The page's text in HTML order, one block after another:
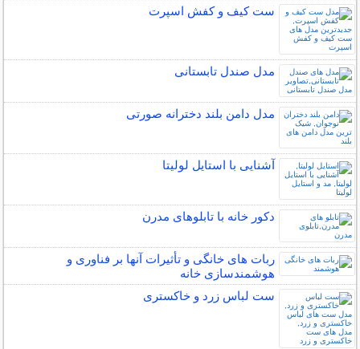
ست کیف و کفش اسپرت
مدل صندل تابستانی
مدل دامن بلند دخترانه صورتی
آشنایی با استایل لولیتا
دکور خانه با تابلوهای مدرن
ربات ‌های خانگی و تأثیرات آنها بر فناوری و
هوشمندسازی خانه
ست لباس زرد و خاکستری